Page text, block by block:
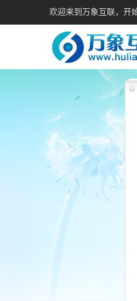
欢迎来到万象互联，开